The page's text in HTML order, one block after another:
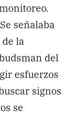
señalaba
la
del
esfuerzos
signos
se